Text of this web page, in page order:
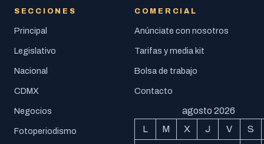
SECCIONES
Principal
Legislativo
Nacional
CDMX
Negocios
Fotoperiodismo
COMERCIAL
Anúnciate con nosotros
Tarifas y media kit
Bolsa de trabajo
Contacto
agosto 2026
L
M X J V S